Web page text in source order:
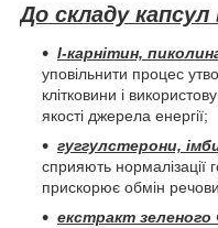
До складу
l-карнітин,
уповільнити процес
клітковини і
якості джерела енергії;
гуггулстерони,
сприяють нормалізації
прискорює обмін
екстракт зеленого